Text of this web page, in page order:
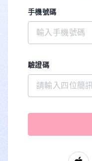
手機號碼
驗證碼